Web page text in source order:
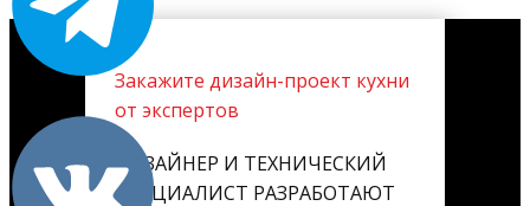
Закажите дизайн-проект кухни
от экспертов
ДИЗАЙНЕР И ТЕХНИЧЕСКИЙ
СПЕЦИАЛИСТ РАЗРАБОТАЮТ